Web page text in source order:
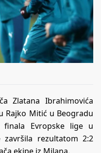
Zlatana Ibrahimovića
Rajko Mitić u Beogradu
Evropske lige u
rezultatom 2:2